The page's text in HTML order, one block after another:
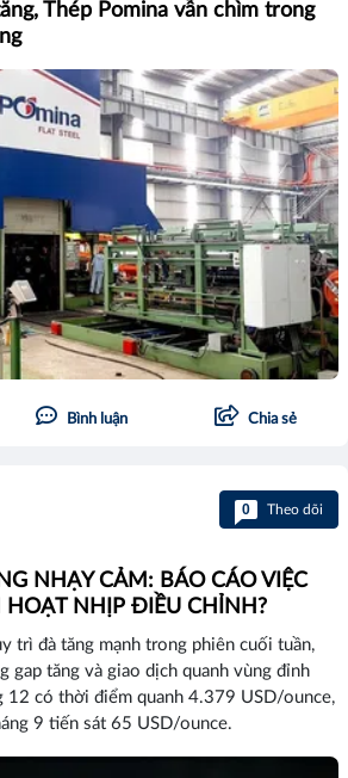
Thép Pomina vẫn chìm trong
Bình luận Chia sẻ
0 Theo dõi
NHẠY CẢM: BÁO CÁO VIỆC
HOẠT NHỊP ĐIỀU CHỈNH?
trì đà tăng mạnh trong phiên cuối tuần,
gap tăng và giao dịch quanh vùng đỉnh
12 có thời điểm quanh 4.379 USD/ounce,
9 tiến sát 65 USD/ounce.